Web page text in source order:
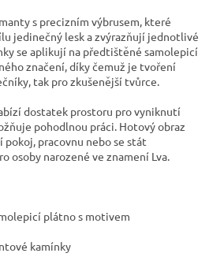
s precizním výbrusem, které
jedinečný lesk a zvýrazňují jednotlivé
se aplikují na předtištěné samolepicí
značení, díky čemuž je tvoření
tak pro zkušenější tvůrce.
dostatek prostoru pro vyniknutí
pohodlnou práci. Hotový obraz
pracovnu nebo se stát
osoby narozené ve znamení Lva.
plátno s motivem
kamínky